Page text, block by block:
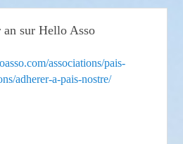
an sur Hello Asso
associations/pais-
adherer-a-pais-nostre/